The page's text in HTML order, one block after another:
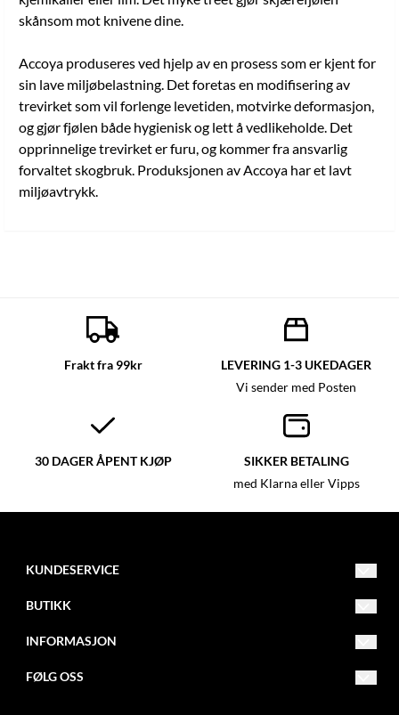
skånsom mot knivene dine.
Accoya produseres ved hjelp av en prosess som er kjent for
sin lave miljøbelastning. Det foretas en modifisering av
trevirket som vil forlenge levetiden, motvirke deformasjon,
og gjør fjølen både hygienisk og lett å vedlikeholde. Det
opprinnelige trevirket er furu, og kommer fra ansvarlig
forvaltet skogbruk. Produksjonen av Accoya har et lavt
miljøavtrykk.
Frakt fra 99kr LEVERING 1-3 UKEDAGER
Vi sender med Posten
30 DAGER ÅPENT KJØP SIKKER BETALING
med Klarna eller Vipps
KUNDESERVICE
post@glassmagasinet.com
6700 Måløy
BUTIKK
INFORMASJON
FØLG OSS